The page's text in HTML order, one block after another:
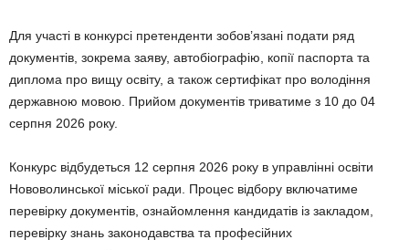
Для участі в конкурсі претенденти зобов’язані подати ряд
документів, зокрема заяву, автобіографію, копії паспорта та
диплома про вищу освіту, а також сертифікат про володіння
державною мовою. Прийом документів триватиме з 10 до 04
серпня 2026 року.
Конкурс відбудеться 12 серпня 2026 року в управлінні освіти
Нововолинської міської ради. Процес відбору включатиме
перевірку документів, ознайомлення кандидатів із закладом,
перевірку знань законодавства та професійних